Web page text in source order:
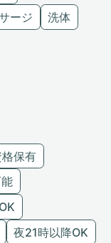
ージ
洗体
保有
夜21時以降OK